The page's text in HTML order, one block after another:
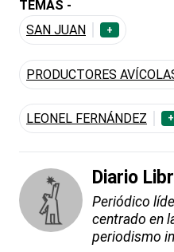
TEMAS -
SAN JUAN
+
PRODUCTORES
LEONEL FERNÁNDEZ +
Diario
Periódico
centrado en
periodismo